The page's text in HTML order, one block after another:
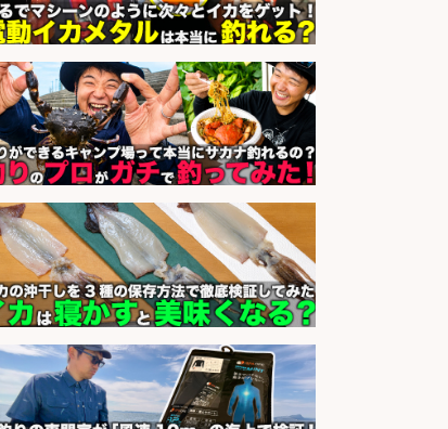
和食, 日本料理・懐石料理/店長・店
長候補/ライブ感が満載!魚の価値を
上げ、食とエンタメで地域を元気に!
店長候補募集
会社名
魚と肴 いとおかし 魚と肴 いとお
かし
sponsored by 求人ボックス
釣り具などの出荷作業～～/工場/製
造
会社名 UTグループ株式会社
sponsored by 求人ボックス
釣り具メーカーでの釣り竿の設計開